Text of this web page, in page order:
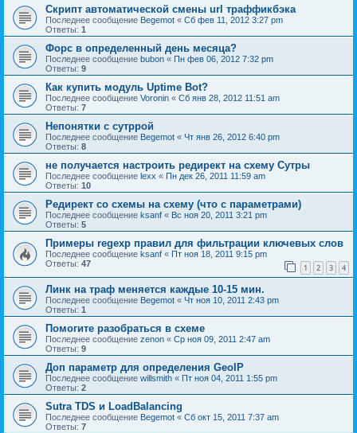
Скрипт автоматической смены url траффикбэка
Последнее сообщение Begemot « Сб фев 11, 2012 3:27 pm
Ответы: 1
Форс в определенный день месяца?
Последнее сообщение bubon « Пн фев 06, 2012 7:32 pm
Ответы: 9
Как купить модуль Uptime Bot?
Последнее сообщение Voronin « Сб янв 28, 2012 11:51 am
Ответы: 7
Непонятки с сутррой
Последнее сообщение Begemot « Чт янв 26, 2012 6:40 pm
Ответы: 8
не получается настроить редирект на схему Сутры
Последнее сообщение lexx « Пн дек 26, 2011 11:59 am
Ответы: 10
Редирект со схемы на схему (что с параметрами)
Последнее сообщение ksanf « Вс ноя 20, 2011 3:21 pm
Ответы: 5
Примеры regexp правил для фильтрации ключевых слов
Последнее сообщение ksanf « Пт ноя 18, 2011 9:15 pm
Ответы: 47 1 2 3 4
Линк на траф меняется каждые 10-15 мин.
Последнее сообщение Begemot « Чт ноя 10, 2011 2:43 pm
Ответы: 1
Помогите разобраться в схеме
Последнее сообщение zenon « Ср ноя 09, 2011 2:47 am
Ответы: 9
Доп параметр для определения GeoIP
Последнее сообщение willsmith « Пт ноя 04, 2011 1:55 pm
Ответы: 2
Sutra TDS и LoadBalancing
Последнее сообщение Begemot « Сб окт 15, 2011 7:37 am
Ответы: 7